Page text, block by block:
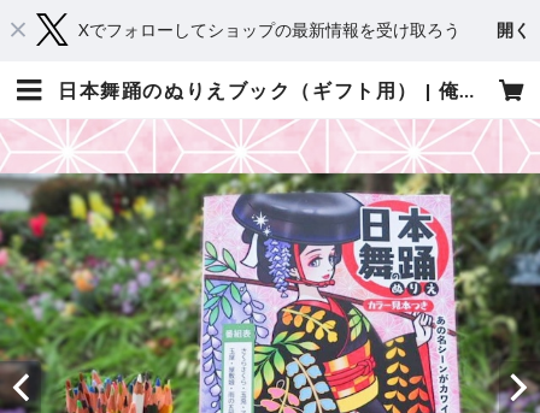
Xでフォローしてショップの最新情報を受け取ろう 開く
日本舞踊のぬりえブック（ギフト用） | 俺の日本舞踊／梅澤暁